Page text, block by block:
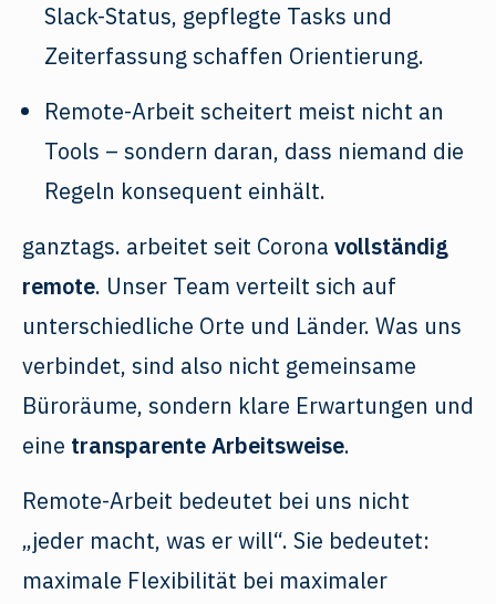
Slack-Status, gepflegte Tasks und
Zeiterfassung schaffen Orientierung.
Remote-Arbeit scheitert meist nicht an
Tools – sondern daran, dass niemand die
Regeln konsequent einhält.
ganztags. arbeitet seit Corona vollständig
remote. Unser Team verteilt sich auf
unterschiedliche Orte und Länder. Was uns
verbindet, sind also nicht gemeinsame
Büroräume, sondern klare Erwartungen und
eine transparente Arbeitsweise.
Remote-Arbeit bedeutet bei uns nicht
„jeder macht, was er will“. Sie bedeutet:
maximale Flexibilität bei maximaler